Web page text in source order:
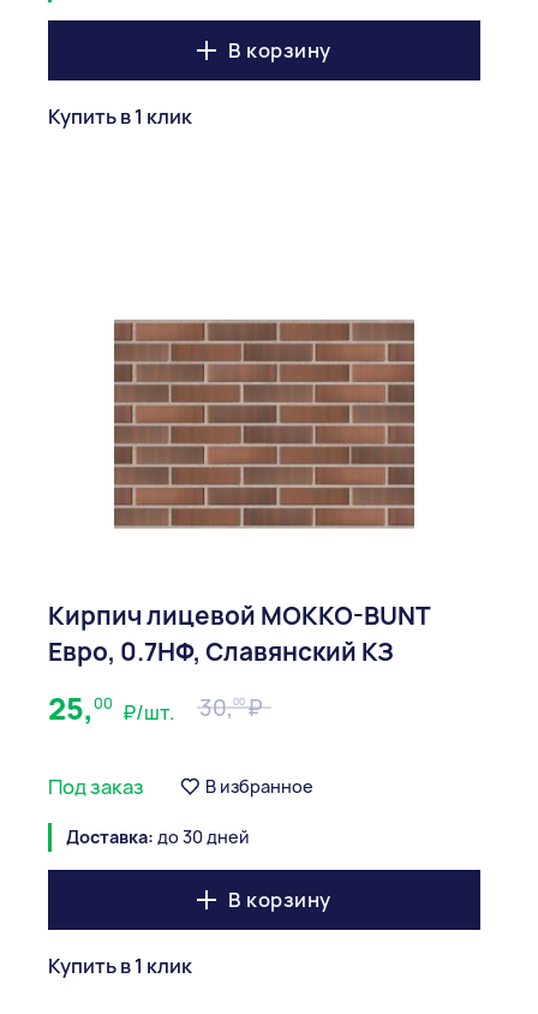
В корзину
Купить в 1 клик
Кирпич лицевой МOKKO-BUNT
Евро, 0.7НФ, Славянский КЗ
25,00 ₽/шт. 30,00
Под заказ В избранное
Доставка: до 30 дней
В корзину
Купить в 1 клик